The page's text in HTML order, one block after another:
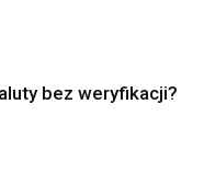
bez weryfikacji?